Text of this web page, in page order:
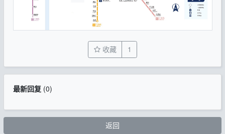
收藏 1
最新回复(0)
返回